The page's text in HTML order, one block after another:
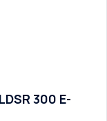
300 E-